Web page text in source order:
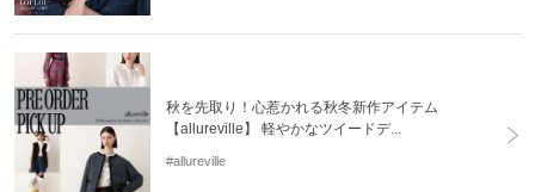
秋を先取り！心惹かれる秋冬新作アイテム
【allureville】 軽やかなツイードデ...
#allureville